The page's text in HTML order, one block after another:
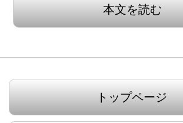
本文を読む
トップページ